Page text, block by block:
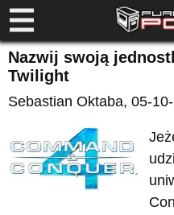
Nazwij swoją
Twilight
Sebastian Oktaba, 05-